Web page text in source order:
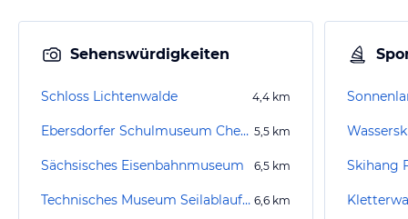
Sehenswürdigkeiten
Schloss Lichtenwalde 4,4 km
Ebersdorfer Schulmuseum Chemnitz 5,5 km
Sächsisches Eisenbahnmuseum 6,5 km
Technisches Museum Seilablaufanlage Güterbahnhof Chemnitz-Hilbersdorf 6,6 km
Skihang